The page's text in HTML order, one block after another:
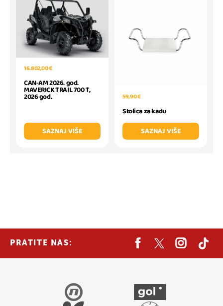
16.802,00 €
CAN-AM 2026. god.
MAVERICK TRAIL 700 T,
2026 god.
SAZNAJ VIŠE
59,90 €
Stolica za kadu
SAZNAJ VIŠE
PRATITE NAS: